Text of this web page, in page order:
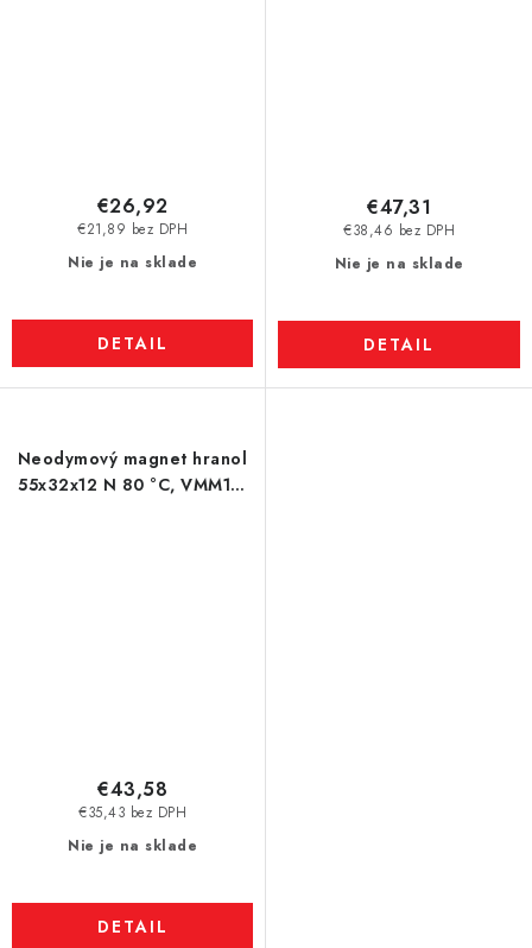
Nie je na sklade
€21,89 bez DPH
€26,92
DETAIL
Nie je na sklade
€38,46 bez DPH
€47,31
DETAIL
Neodymový magnet hranol
55x32x12 N 80 °C, VMM10-
Nie je na sklade
€35,43 bez DPH
€43,58
DETAIL